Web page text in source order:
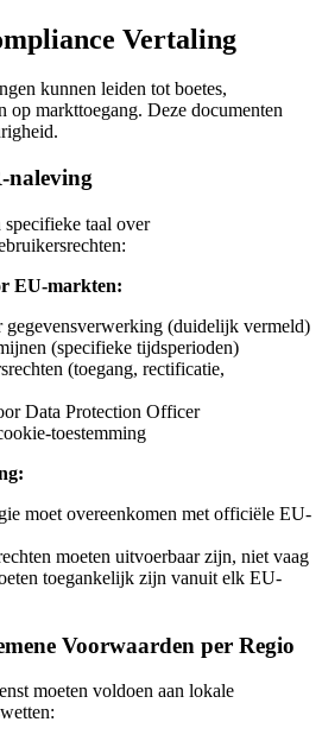
Vertaling
kunnen leiden tot boetes,
op markttoegang. Deze documenten
naleving
specifieke taal over
EU-markten:
gegevensverwerking (duidelijk vermeld)
(specifieke tijdsperioden)
(toegang, rectificatie,
Data Protection Officer
toestemming
moet overeenkomen met officiële EU-
moeten uitvoerbaar zijn, niet vaag
toegankelijk zijn vanuit elk EU-
Voorwaarden per Regio
moeten voldoen aan lokale